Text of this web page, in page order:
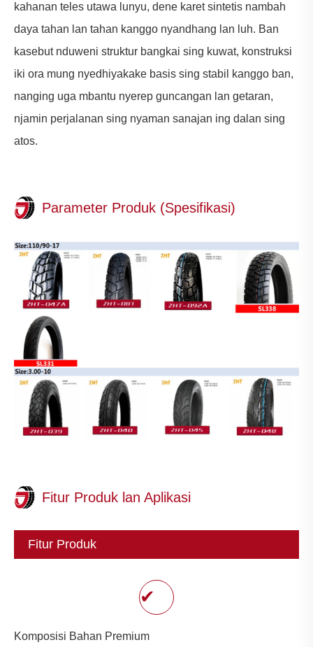
kahanan teles utawa lunyu, dene karet sintetis nambah
daya tahan lan tahan kanggo nyandhang lan luh. Ban
kasebut nduweni struktur bangkai sing kuwat, konstruksi
iki ora mung nyedhiyakake basis sing stabil kanggo ban,
nanging uga mbantu nyerep guncangan lan getaran,
njamin perjalanan sing nyaman sanajan ing dalan sing
atos.
Parameter Produk (Spesifikasi)
Fitur Produk lan Aplikasi
Fitur Produk
✔
Komposisi Bahan Premium